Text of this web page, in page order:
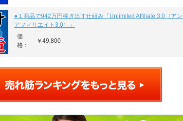
●１商品で942万円稼ぎ出す仕組み「Unlimited Affiliate 3.0（ア
アフィリエイト3.0）」
価
格：
￥49,800